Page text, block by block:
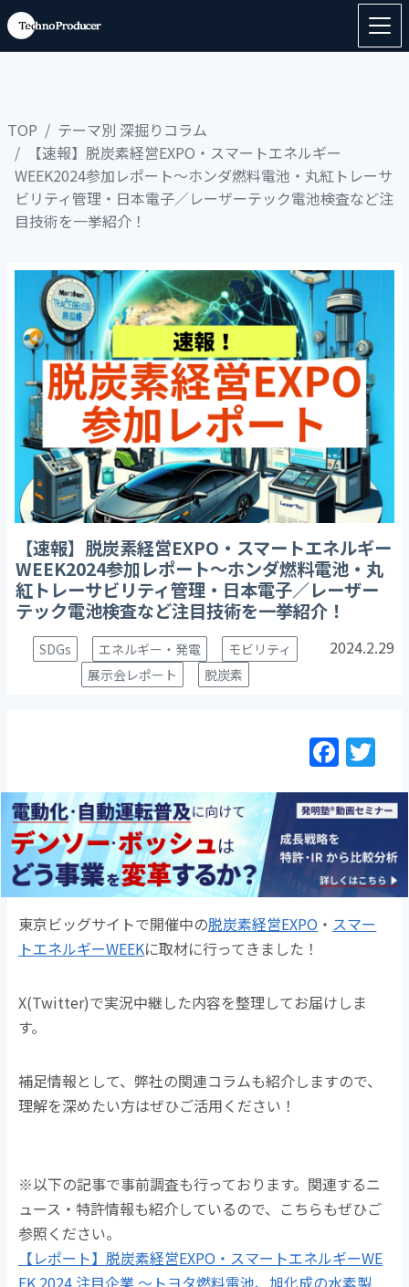
TOP
テーマ別 深掘りコラム
【速報】脱炭素経営EXPO・スマートエネルギー
WEEK2024参加レポート～ホンダ燃料電池・丸紅トレーサ
ビリティ管理・日本電子／レーザーテック電池検査など注
目技術を一挙紹介！
【速報】脱炭素経営EXPO・スマートエネルギー
WEEK2024参加レポート～ホンダ燃料電池・丸
紅トレーサビリティ管理・日本電子／レーザー
テック電池検査など注目技術を一挙紹介！
SDGs エネルギー・発電
モビリティ
展示会レポート
脱炭素
2024.2.29
F
a
c
b
o
o
itt
東京ビッグサイトで開催中の脱炭素経営EXPO ・ スマー
トエネルギーWEEKに取材に行ってきました！
X(Twitter)で実況中継した内容を整理してお届けしま
す。
補足情報として、弊社の関連コラムも紹介しますので、
理解を深めたい方はぜひご活用ください！
※以下の記事で事前調査も行っております。関連するニ
ュース・特許情報も紹介しているので、こちらもぜひご
参照ください。
【レポート】脱炭素経営EXPO・スマートエネルギーWE